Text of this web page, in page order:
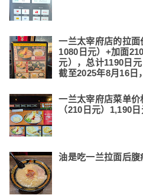
一兰太宰府店的拉
1080日元）+加面
元），总计1190日
截至2025年8月16日
一兰太宰府店菜单
（210日元）1,190日
油是吃一兰拉面后腹